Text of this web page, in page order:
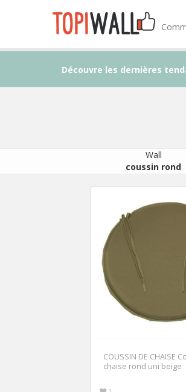
Découvre les dernières
Wall
coussin rond
COUSSIN DE CHAISE
chaise rond uni beige